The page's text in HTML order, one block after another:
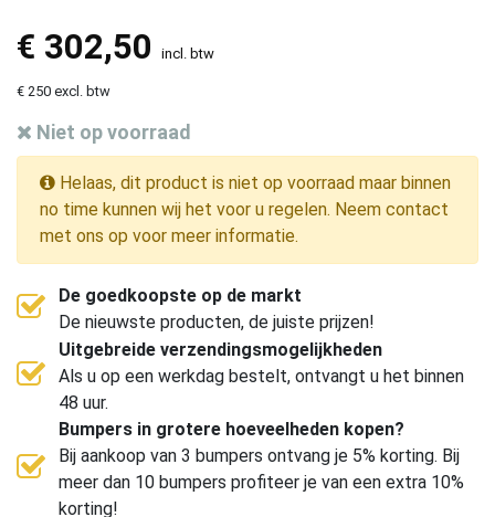
€ 302,50 incl. btw
€ 250 excl. btw
Niet op voorraad
Helaas, dit product is niet op voorraad maar binnen
no time kunnen wij het voor u regelen. Neem contact
met ons op voor meer informatie.
De goedkoopste op de markt
De nieuwste producten, de juiste prijzen!
Uitgebreide verzendingsmogelijkheden
Als u op een werkdag bestelt, ontvangt u het binnen
48 uur.
Bumpers in grotere hoeveelheden kopen?
Bij aankoop van 3 bumpers ontvang je 5% korting. Bij
meer dan 10 bumpers profiteer je van een extra 10%
korting!